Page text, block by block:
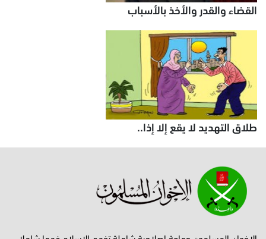
القضاء والقدر والأخذ بالأسباب
طلاق التهديد لا يقع إلا إذا..